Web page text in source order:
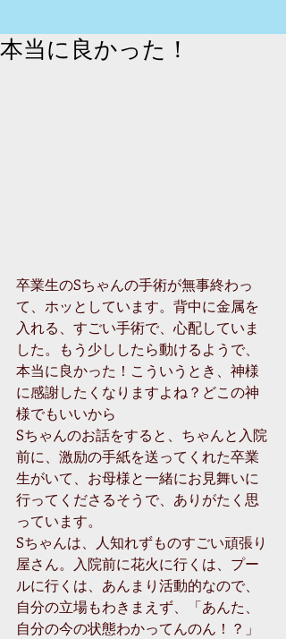
本当に良かった！
卒業生のSちゃんの手術が無事終わっ
て、ホッとしています。背中に金属を
入れる、すごい手術で、心配していま
した。もう少ししたら動けるようで、
本当に良かった！こういうとき、神様
に感謝したくなりますよね？どこの神
様でもいいから
Sちゃんのお話をすると、ちゃんと入院
前に、激励の手紙を送ってくれた卒業
生がいて、お母様と一緒にお見舞いに
行ってくださるそうで、ありがたく思
っています。
Sちゃんは、人知れずものすごい頑張り
屋さん。入院前に花火に行くは、プー
ルに行くは、あんまり活動的なので、
自分の立場もわきまえず、「あんた、
自分の今の状態わかってんのん！？」